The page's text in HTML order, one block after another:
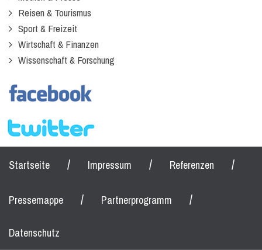
Reisen & Tourismus
Sport & Freizeit
Wirtschaft & Finanzen
Wissenschaft & Forschung
Startseite / Impressum / Referenzen /
Pressemappe / Partnerprogramm /
Datenschutz